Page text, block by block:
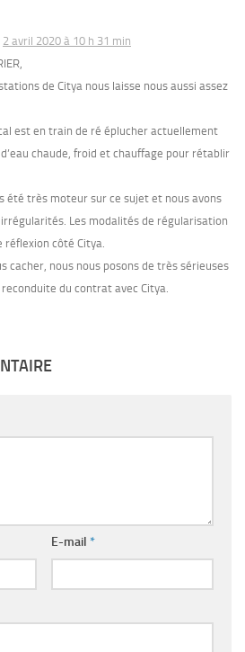
2 avril 2020 à 10 h 31 min
de Citya nous laisse nous aussi assez
est en train de ré éplucher actuellement
chaude, froid et chauffage pour rétablir
été très moteur sur ce sujet et nous avons
Les modalités de régularisation
réflexion côté Citya.
cacher, nous nous posons de très sérieuses
du contrat avec Citya.
E-mail *